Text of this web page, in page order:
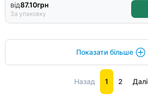
від87.10грн
За упаковку
Показати більше
Назад 1 2 Далі